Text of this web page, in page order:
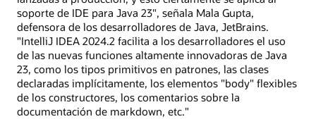
soporte de IDE para Java 23", señala Mala Gupta,
defensora de los desarrolladores de Java, JetBrains.
"IntelliJ IDEA 2024.2 facilita a los desarrolladores el uso
de las nuevas funciones altamente innovadoras de Java
23, como los tipos primitivos en patrones, las clases
declaradas implícitamente, los elementos "body" flexibles
de los constructores, los comentarios sobre la
documentación de markdown, etc."